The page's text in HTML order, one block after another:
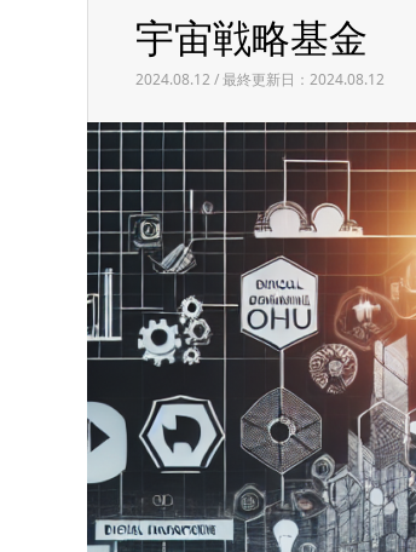
宇宙戦略基金
2024.08.12 / 最終更新日：2024.08.12